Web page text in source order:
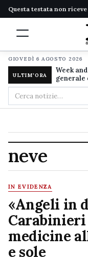
Questa testata non
GIOVEDÌ 6 AGOSTO 2026
ULTIM'ORA
Week
generale
Cerca
nel
neve
IN EVIDENZA
«Angeli in
Carabinieri
medicine
e sole